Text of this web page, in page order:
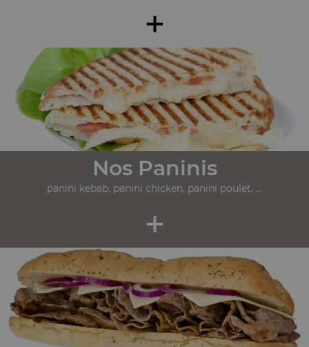
+
Nos Paninis
panini kebab, panini chicken, panini poulet, ...
+